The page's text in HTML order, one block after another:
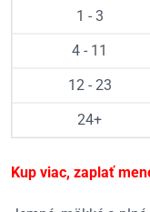
1 - 3
4 - 11
12 - 23
24+
Kup viac, zaplať